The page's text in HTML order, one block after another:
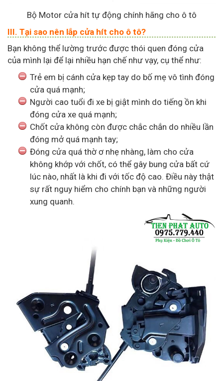
Bộ Motor cửa hít tự động chính hãng cho ô tô
III. Tại sao nên lắp cửa hít cho ô tô?
Bạn không thể lường trước được thói quen đóng cửa
của mình lại để lại nhiều hạn chế như vạy, cụ thể như:
Trẻ em bị cánh cửa kẹp tay do bố mẹ vô tình đóng
cửa quá mạnh;
Người cao tuổi đi xe bị giật mình do tiếng ồn khi
đóng cửa xe quá mạnh;
Chốt cửa không còn được chắc chắn do nhiều lần
đóng mở quá mạnh tay;
Đóng cửa quá thờ ơ nhẹ nhàng, làm cho cửa
không khớp với chốt, có thể gây bung cửa bất cứ
lúc nào, nhất là khi đi với tốc độ cao. Điều này thật
sự rất nguy hiểm cho chính bạn và những người
xung quanh.